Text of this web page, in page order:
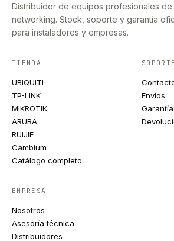
Distribuidor de equipos profesionales de
networking. Stock, soporte y garantía
para instaladores y empresas.
TIENDA
UBIQUITI
TP-LINK
MIKROTIK
ARUBA
RUIJIE
Cambium
Catálogo completo
SOPORTE
Envíos
Garantía
EMPRESA
Nosotros
Asesoría técnica
Distribuidores